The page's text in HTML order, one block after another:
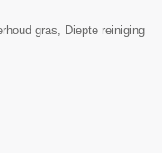
gras, Diepte reiniging